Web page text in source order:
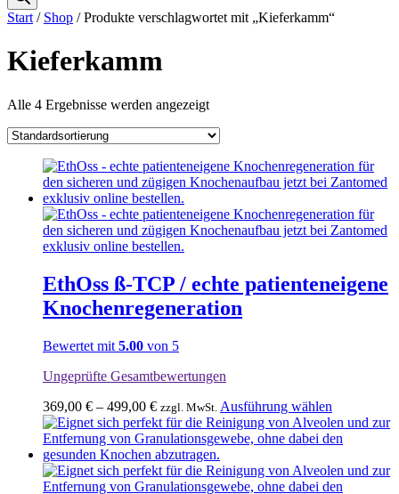
Start / Shop / Produkte verschlagwortet mit „Kieferkamm“
Kieferkamm
Alle 4 Ergebnisse werden angezeigt
EthOss ß-TCP / echte patienteneigene
Knochenregeneration
Bewertet mit 5.00 von 5
Ungeprüfte Gesamtbewertungen
369,00 € – 499,00 € zzgl. MwSt. Ausführung wählen
Produkt
weist
Varianten
auf.